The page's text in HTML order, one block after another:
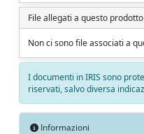
File allegati a questo prodotto
Non ci sono file associati a
I documenti in IRIS sono
riservati, salvo diversa
Informazioni